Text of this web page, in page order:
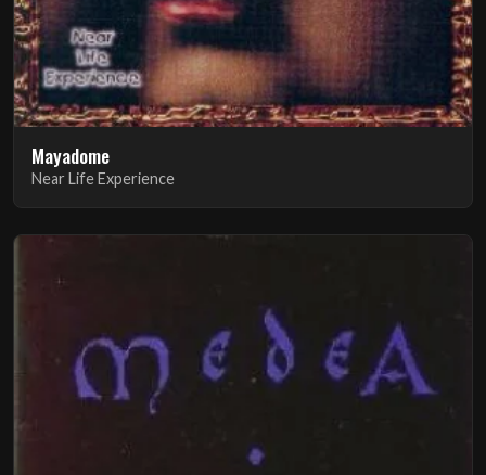
Mayadome
Near Life Experience